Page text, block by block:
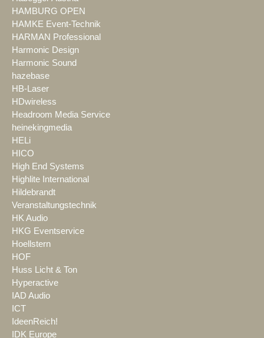
HAMBURG OPEN
HAMKE Event-Technik
HARMAN Professional
Harmonic Design
Harmonic Sound
hazebase
HB-Laser
HDwireless
Headroom Media Service
heinekingmedia
HELi
HICO
High End Systems
Highlite International
Hildebrandt
Veranstaltungstechnik
HK Audio
HKG Eventservice
Hoellstern
HOF
Huss Licht & Ton
Hyperactive
IAD Audio
ICT
IdeenReich!
IDK Europe